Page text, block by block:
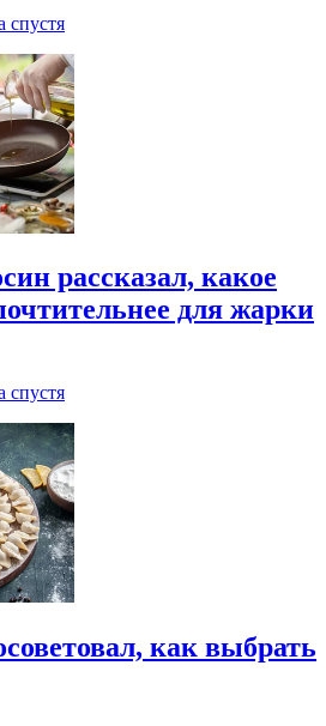
спустя
рассказал, какое
для жарки
спустя
как выбрать